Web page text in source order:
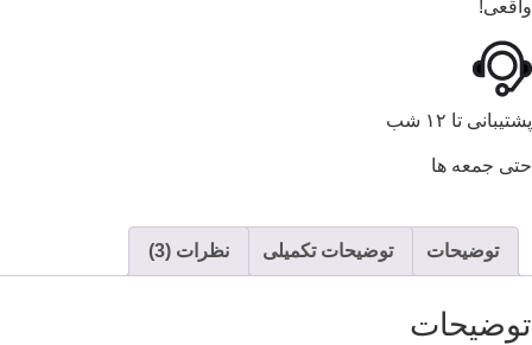
واقعی!
پشتیبانی تا ۱۲ شب
حتی جمعه ها
توضیحات توضیحات تکمیلی نظرات (3)
توضیحات